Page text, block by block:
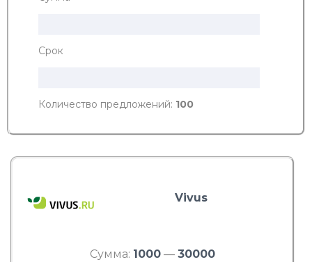
Срок
Количество предложений: 100
Vivus
Сумма: 1000 — 30000